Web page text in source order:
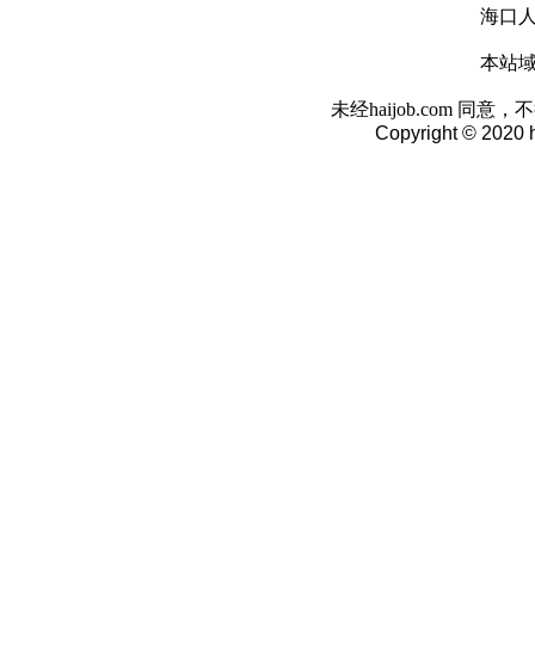
海口
本站
未经haijob.com 同意，
Copyright © 2020